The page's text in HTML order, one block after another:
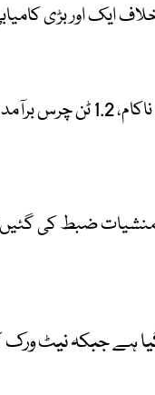
ایک اور بڑی
کے دوران کتنی منشیات ضبط کی
گیا ہے جبکہ نیٹ